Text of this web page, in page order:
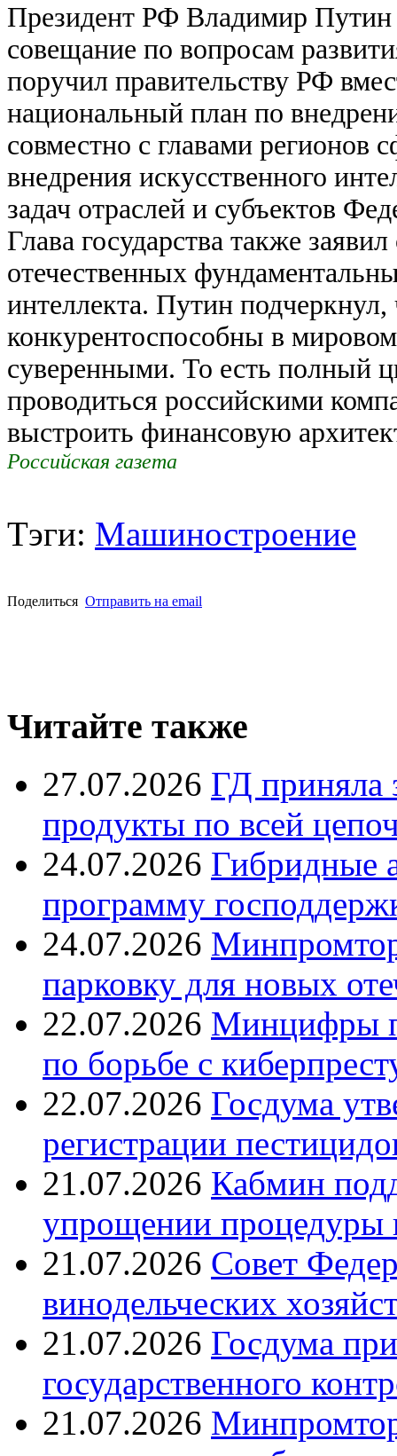
Президент РФ Владимир Путин
совещание по вопросам
поручил правительству РФ
национальный план по
совместно с главами регионов
внедрения искусственного
задач отраслей и субъектов
Глава государства также
отечественных
интеллекта. Путин
конкурентоспособны в
суверенными. То есть полный
проводиться российскими
выстроить финансовую
Российская газета
Тэги: Машиностроение
Поделиться Отправить на email
Читайте также
27.07.2026 ГД приняла
продукты по всей
24.07.2026 Гибридные
программу
24.07.2026
парковку для новых
22.07.2026 Минцифры
по борьбе с
22.07.2026 Госдума
регистрации
21.07.2026 Кабмин
упрощении процедуры
21.07.2026 Совет
винодельческих
21.07.2026 Госдума
государственного
21.07.2026